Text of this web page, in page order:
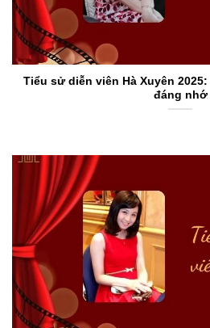
Tiểu sử diễn viên Hà Xuyên
đáng nhớ